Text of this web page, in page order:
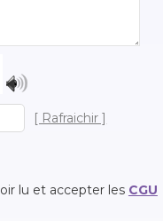
[ Rafraichir ]
lu et accepter les CGU